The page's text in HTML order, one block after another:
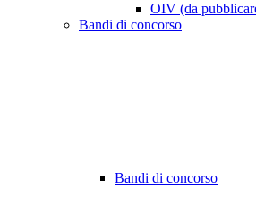
OIV (da
Bandi di concorso
Bandi di concorso